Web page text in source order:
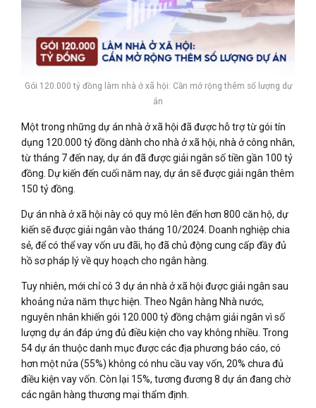
Gói 120.000 tỷ đồng làm nhà ở xã hội: Cần mở rộng thêm số lượng dự
án
Một trong những dự án nhà ở xã hội đã được hỗ trợ từ gói tín
dụng 120.000 tỷ đồng dành cho nhà ở xã hội, nhà ở công nhân,
từ tháng 7 đến nay, dự án đã được giải ngân số tiền gần 100 tỷ
đồng. Dự kiến đến cuối năm nay, dự án sẽ được giải ngân thêm
150 tỷ đồng.
Dự án nhà ở xã hội này có quy mô lên đến hơn 800 căn hộ, dự
kiến sẽ được giải ngân vào tháng 10/2024. Doanh nghiệp chia
sẻ, để có thể vay vốn ưu đãi, họ đã chủ động cung cấp đầy đủ
hồ sơ pháp lý về quy hoạch cho ngân hàng.
Tuy nhiên, mới chỉ có 3 dự án nhà ở xã hội được giải ngân sau
khoảng nửa năm thực hiện. Theo Ngân hàng Nhà nước,
nguyên nhân khiến gói 120.000 tỷ đồng chậm giải ngân vì số
lượng dự án đáp ứng đủ điều kiện cho vay không nhiều. Trong
54 dự án thuộc danh mục được các địa phương báo cáo, có
hơn một nửa (55%) không có nhu cầu vay vốn, 20% chưa đủ
điều kiện vay vốn. Còn lại 15%, tương đương 8 dự án đang chờ
các ngân hàng thương mại thẩm định.